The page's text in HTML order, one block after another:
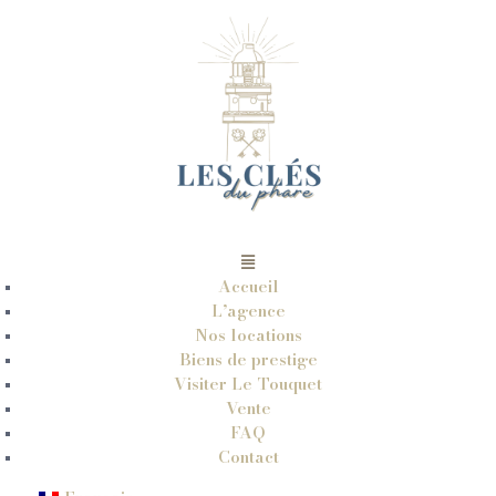
Accueil
L’agence
Nos locations
Biens de prestige
Visiter Le Touquet
Vente
FAQ
Contact